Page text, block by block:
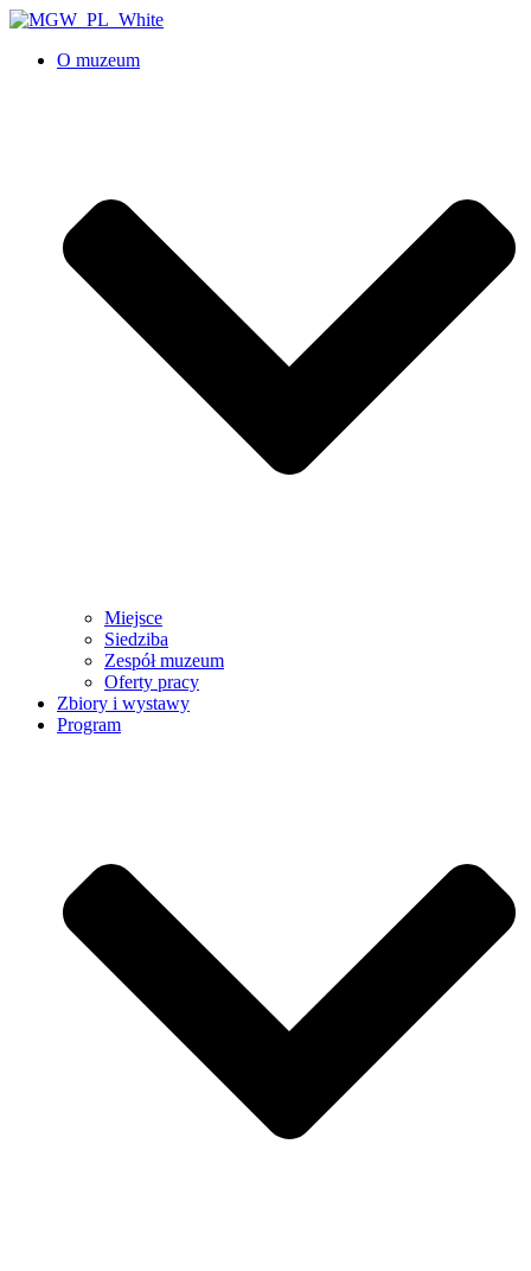
O muzeum
Miejsce
Siedziba
Zespół muzeum
Oferty pracy
Zbiory i wystawy
Program